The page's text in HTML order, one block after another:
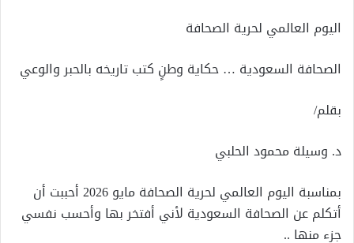
اليوم العالمي لحرية الصحافة
الصحافة السعودية … حكاية وطنٍ كتب تاريخه بالحبر والوعي
بقلم/
د. وسيلة محمود الحلبي
بمناسبة اليوم العالمي لحرية الصحافة مايو 2026 أحببت أن
أتكلم عن الصحافة السعودية لأني أفتخر بها وأحسب نفسي
جزء منها ..